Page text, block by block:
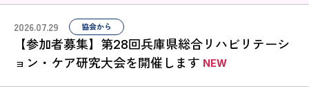
2026.07.29 協会から
【参加者募集】第28回兵庫県総合リハビリテーシ
ョン・ケア研究大会を開催します